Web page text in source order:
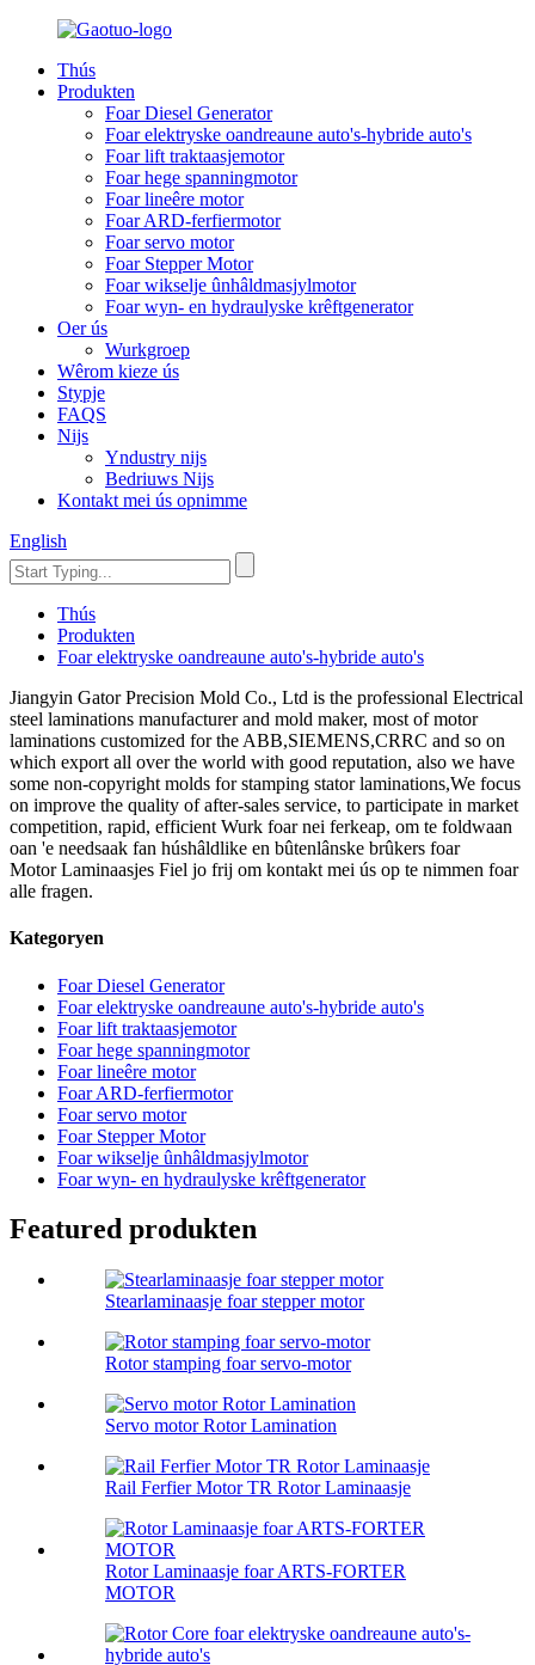
Thús
Produkten
Foar Diesel Generator
Foar elektryske oandreaune auto's-hybride auto's
Foar lift traktaasjemotor
Foar hege spanningmotor
Foar lineêre motor
Foar ARD-ferfiermotor
Foar servo motor
Foar Stepper Motor
Foar wikselje ûnhâldmasjylmotor
Foar wyn- en hydraulyske krêftgenerator
Oer ús
Wurkgroep
Wêrom kieze ús
Stypje
FAQS
Nijs
Yndustry nijs
Bedriuws Nijs
Kontakt mei ús opnimme
English
Thús
Produkten
Foar elektryske oandreaune auto's-hybride auto's
Jiangyin Gator Precision Mold Co., Ltd is the professional Electrical
steel laminations manufacturer and mold maker, most of motor
laminations customized for the ABB,SIEMENS,CRRC and so on
which export all over the world with good reputation, also we have
some non-copyright molds for stamping stator laminations,We focus
on improve the quality of after-sales service, to participate in market
competition, rapid, efficient Wurk foar nei ferkeap, om te foldwaan
oan 'e needsaak fan húshâldlike en bûtenlânske brûkers foar
Motor Laminaasjes Fiel jo frij om kontakt mei ús op te nimmen foar
alle fragen.
Kategoryen
Foar Diesel Generator
Foar elektryske oandreaune auto's-hybride auto's
Foar lift traktaasjemotor
Foar hege spanningmotor
Foar lineêre motor
Foar ARD-ferfiermotor
Foar servo motor
Foar Stepper Motor
Foar wikselje ûnhâldmasjylmotor
Foar wyn- en hydraulyske krêftgenerator
Featured produkten
Stearlaminaasje foar stepper motor
Rotor stamping foar servo-motor
Servo motor Rotor Lamination
Rail Ferfier Motor TR Rotor Laminaasje
Rotor Laminaasje foar ARTS-FORTER
MOTOR